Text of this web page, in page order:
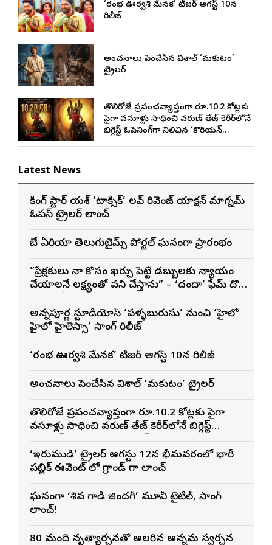
‘రంభ ఊర్వశి మేనక’ టీజర్ ఆగస్ట్ 10న
రిలీజ్
అంచనాలు పెంచేసిన విశాల్ ‘మకుటం’
ట్రైలర్
తొలిరోజే ప్రపంచవ్యాప్తంగా రూ.10.2 కోట్లకు
పైగా వసూళ్లు సాధించి వరుణ్ తేజ్ కెరీర్‌లోనే
బిగ్గెస్ట్ ఓపెనింగ్‌గా నిలిచిన ‘కొరియన్
Latest News
రాకింగ్ స్టార్ యశ్ ‘టాక్సిక్’ లవ్ రివెంజ్ యాక్షన్ మాగ్నమ్
ఓపస్‌ ట్రైలర్ లాంచ్
బే ఏరియా తెలుగుటైమ్స్ పోర్టల్ ఘనంగా ప్రారంభం
”ప్రేక్షకులు నా కోసం ఖర్చు పెట్టే డబ్బులకు న్యాయం
చేయాలనే లక్ష్యంతో పని చేస్తాను” – ‘దందా’ ఫేమ్ దొర
అన్నపూర్ణ స్టూడియోస్ ‘పళ్ళబురుసు’ నుంచి ‘హైలో
హైలో హైలెస్సా’ సాంగ్ రిలీజ్
‘రంభ ఊర్వశి మేనక’ టీజర్ ఆగస్ట్ 10న రిలీజ్
అంచనాలు పెంచేసిన విశాల్ ‘మకుటం’ ట్రైలర్
తొలిరోజే ప్రపంచవ్యాప్తంగా రూ.10.2 కోట్లకు పైగా
వసూళ్లు సాధించి వరుణ్ తేజ్ కెరీర్‌లోనే బిగ్గెస్ట్
‘ఇరుముడి’ ట్రైలర్ ఆగస్టు 12న భీమవరంలో భారీ
పబ్లిక్ ఈవెంట్ లో గ్రాండ్ గా లాంచ్
ఘనంగా ‘శివ గాడి జింద‌గీ’ మూవీ టైటిల్, సాంగ్
లాంచ్!
80 మంది నృత్యార్చనతో అలరారిన అన్నమ స్వరార్చన